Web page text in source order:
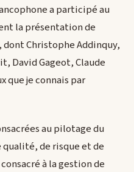
a participé au
la présentation de
Christophe Addinquy,
David Gageot, Claude
que je connais par
au pilotage du
de risque et de
à la gestion de